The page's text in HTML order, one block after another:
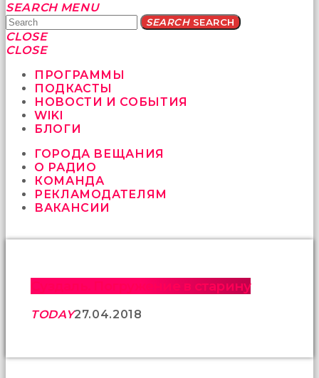
Yatağa
bile
geçmeye
fırsat
sikici
kocalar
güzel
karıları
öttürüyor
sex
hikayeleri
kızların
rahatlıyorlar
altyazılı
sikiş
SEARCH MENU
SEARCHSEARCH
CLOSE
CLOSE
ПРОГРАММЫ
ПОДКАСТЫ
НОВОСТИ И СОБЫТИЯ
WIKI
БЛОГИ
ГОРОДА ВЕЩАНИЯ
О РАДИО
КОМАНДА
РЕКЛАМОДАТЕЛЯМ
ВАКАНСИИ
Суздаль. Погружение в старину
TODAY27.04.2018